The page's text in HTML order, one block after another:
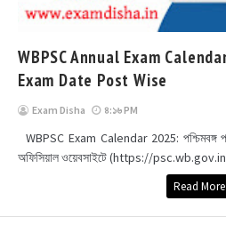
WBPSC Annual Exam
Exam Date Post Wise
Exam Disha ৪:১৬ PM
WBPSC Exam Calendar 2025: পশ্চিমবঙ্গ
অফিসিয়াল ওয়েবসাইটে (https://psc.wb.gov.in)
Read More